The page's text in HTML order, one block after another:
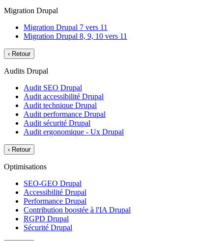
Migration Drupal
Migration Drupal 7 vers 11
Migration Drupal 8, 9, 10 vers 11
‹ Retour
Audits Drupal
Audit SEO Drupal
Audit accessibilité Drupal
Audit technique Drupal
Audit performance Drupal
Audit sécurité Drupal
Audit ergonomique - Ux Drupal
‹ Retour
Optimisations
SEO-GEO Drupal
Accessibilité Drupal
Performance Drupal
Contribution boostée à l'IA Drupal
RGPD Drupal
Sécurité Drupal